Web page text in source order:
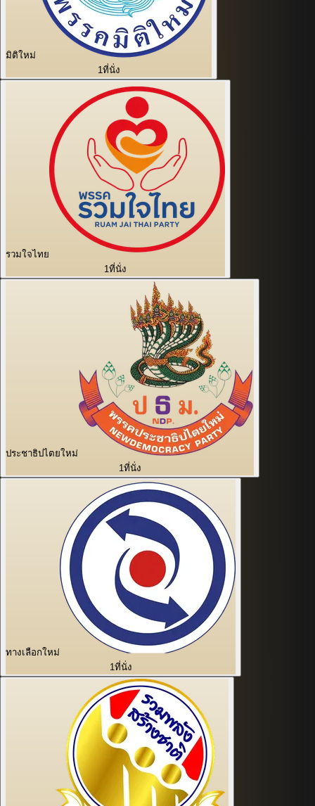
มิติใหม่
1ที่นั่ง
รวมใจไทย
1ที่นั่ง
ประชาธิปไตยใหม่
1ที่นั่ง
ทางเลือกใหม่
1ที่นั่ง